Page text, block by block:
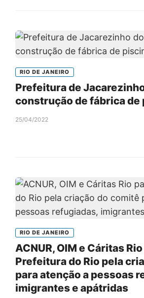
RIO DE JANEIRO
Prefeitura de
construção de fábrica de
25/04/2022
RIO DE JANEIRO
ACNUR, OIM e Cáritas
Prefeitura do Rio pela
para atenção a pessoas
imigrantes e apátridas